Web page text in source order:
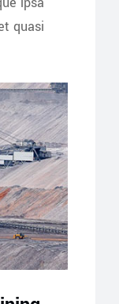
quasi